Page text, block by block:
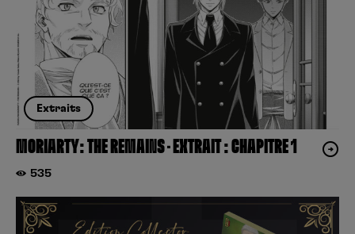
Extraits
MORIARTY: THE REMAINS – EXTRAIT : CHAPITRE 1
535